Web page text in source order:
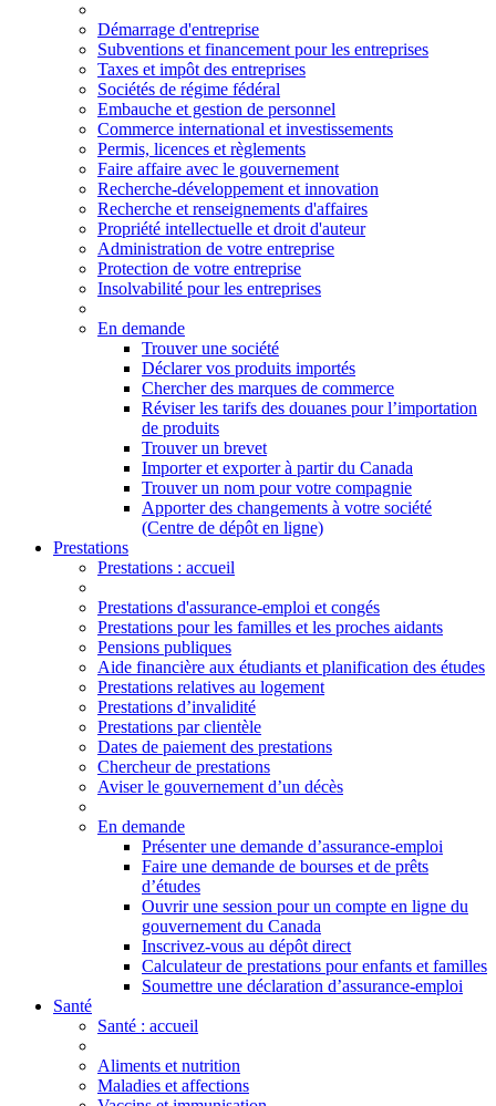
Démarrage d'entreprise
Subventions et financement pour les entreprises
Taxes et impôt des entreprises
Sociétés de régime fédéral
Embauche et gestion de personnel
Commerce international et investissements
Permis, licences et règlements
Faire affaire avec le gouvernement
Recherche-développement et innovation
Recherche et renseignements d'affaires
Propriété intellectuelle et droit d'auteur
Administration de votre entreprise
Protection de votre entreprise
Insolvabilité pour les entreprises
En demande
Trouver une société
Déclarer vos produits importés
Chercher des marques de commerce
Réviser les tarifs des douanes pour l’importation
de produits
Trouver un brevet
Importer et exporter à partir du Canada
Trouver un nom pour votre compagnie
Apporter des changements à votre société
(Centre de dépôt en ligne)
Prestations
Prestations : accueil
Prestations d'assurance-emploi et congés
Prestations pour les familles et les proches aidants
Pensions publiques
Aide financière aux étudiants et planification des études
Prestations relatives au logement
Prestations d’invalidité
Prestations par clientèle
Dates de paiement des prestations
Chercheur de prestations
Aviser le gouvernement d’un décès
En demande
Présenter une demande d’assurance-emploi
Faire une demande de bourses et de prêts
d’études
Ouvrir une session pour un compte en ligne du
gouvernement du Canada
Inscrivez-vous au dépôt direct
Calculateur de prestations pour enfants et familles
Soumettre une déclaration d’assurance-emploi
Santé
Santé : accueil
Aliments et nutrition
Maladies et affections